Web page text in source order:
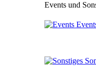
Events und